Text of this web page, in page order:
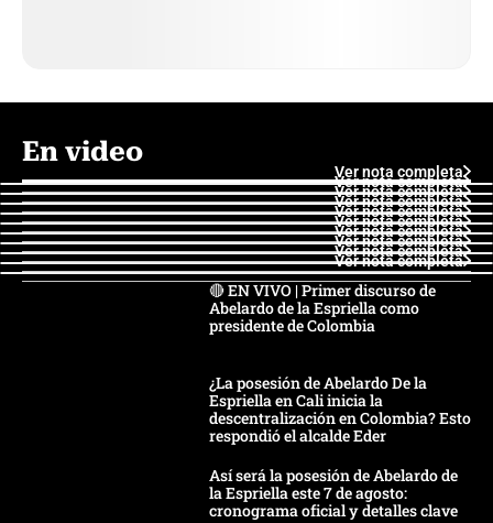
En video
Ver nota completa
Ver nota completa
Ver nota completa
Ver nota completa
Ver nota completa
Ver nota completa
Ver nota completa
Ver nota completa
Ver nota completa
Ver nota completa
🔴 EN VIVO | Primer discurso de
Abelardo de la Espriella como
presidente de Colombia
¿La posesión de Abelardo De la
Espriella en Cali inicia la
descentralización en Colombia? Esto
respondió el alcalde Eder
Así será la posesión de Abelardo de
la Espriella este 7 de agosto:
cronograma oficial y detalles clave